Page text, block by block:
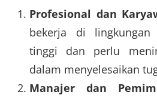
Profesional dan
bekerja di
tinggi dan perlu
dalam menyelesaikan
Manajer dan